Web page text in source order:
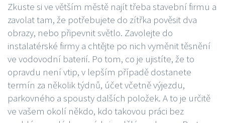
Zkuste si ve větším městě najít třeba stavební firmu a
zavolat tam, že potřebujete do zítřka pověsit dva
obrazy, nebo připevnit světlo. Zavolejte do
instalatérské firmy a chtějte po nich vyměnit těsnění
ve vodovodní baterií. Po tom, co je ujistíte, že to
opravdu není vtip, v lepším případě dostanete
termín za několik týdnů, účet včetně výjezdu,
parkovného a spousty dalších položek. A to je určitě
ve vašem okolí někdo, kdo takovou práci bez